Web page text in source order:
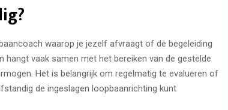
waarop je jezelf afvraagt of de begeleiding
vaak samen met het bereiken van de gestelde
Het is belangrijk om regelmatig te evalueren of
de ingeslagen loopbaanrichting kunt